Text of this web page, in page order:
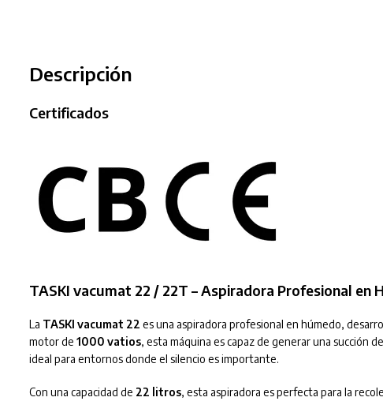
Descripción
Certificados
TASKI vacumat 22 / 22T – Aspiradora Profesional en
La TASKI vacumat 22 es una aspiradora profesional en húmedo,
motor de 1000 vatios, esta máquina es capaz de generar una succión
ideal para entornos donde el silencio es importante.
Con una capacidad de 22 litros, esta aspiradora es perfecta para la